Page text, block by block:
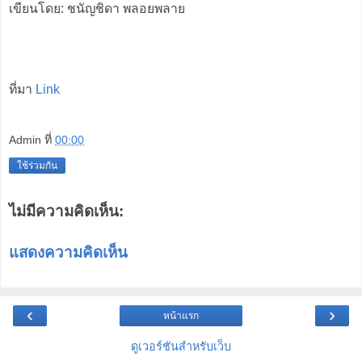
เขียนโดย: ชนัญชิดา พลอยพลาย
ที่มา Link
Admin ที่ 00:00
ใช้ร่วมกัน
ไม่มีความคิดเห็น:
แสดงความคิดเห็น
‹ ›
หน้าแรก
ดูเวอร์ชันสำหรับเว็บ